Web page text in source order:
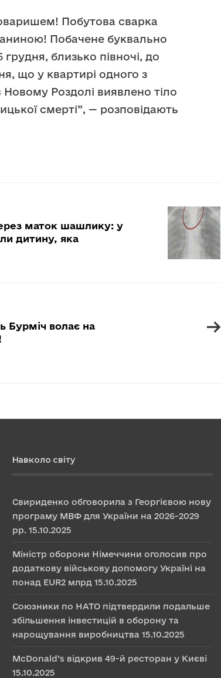
Побутова сварка
Побачене буквально
близько півночі, до
що у квартирі одного з
Роздолі виявлено тіло
смерті”, — розповідають
маток шашлику: у
дитину, яка
→
Бурміч волає на
Навколо світу
Свириденко обговорила з Георгієвою нову
програму МВФ для України на 2026-2029
рр. 15.10.2025
Міністр оборони Німеччини оголосив про
додаткову військову допомогу Україні на
понад EUR2 млрд 15.10.2025
Союзники по НАТО підтвердили подальше
збільшення інвестицій в оборону та
нарощування виробництва 15.10.2025
McDonald’s відкрив 49-й ресторан у Києві
15.10.2025